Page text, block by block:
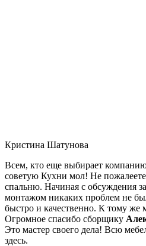
Кристина Шатунова
Всем, кто еще выбирает
советую Кухни мол! Не
спальню. Начиная с обсуждения
монтажом никаких проблем не
быстро и качественно. К тому же
Огромное спасибо сборщику
Это мастер своего дела! Всю
здесь.